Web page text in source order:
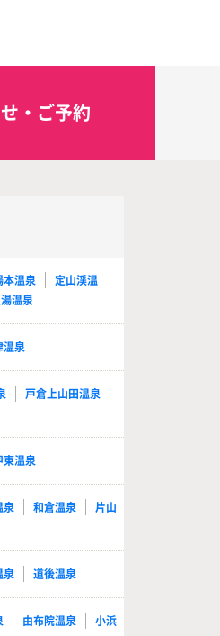
・ご予約
本温泉
定山渓温
温泉
温泉
戸倉上山田温泉
東温泉
泉 和倉温泉
片山
泉 道後温泉
由布院温泉
小浜